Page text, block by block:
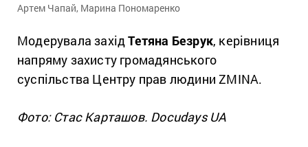
Артем Чапай, Марина Пономаренко
Модерувала західТетяна Безрук, керівниця
напряму захисту громадянського
суспільства Центру прав людини ZMINA.
Фото: Стас Карташов. Docudays UA